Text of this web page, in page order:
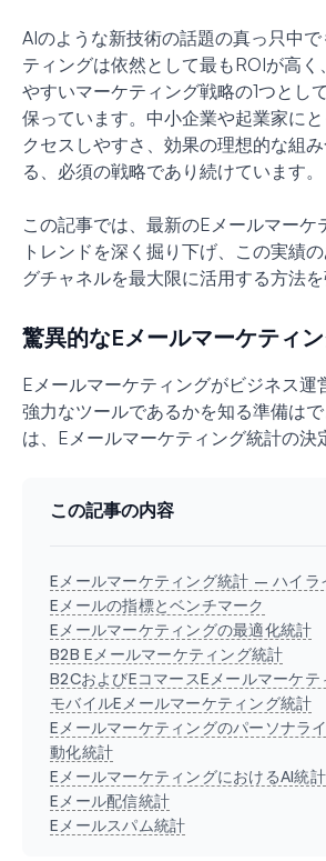
AIのような新技術の話題の真っ只中
ティングは依然として最もROIが高く
やすいマーケティング戦略の1つとし
保っています。中小企業や起業家に
クセスしやすさ、効果の理想的な組
る、必須の戦略であり続けています。
この記事では、最新のEメールマーケ
トレンドを深く掘り下げ、この実績
グチャネルを最大限に活用する方法を
驚異的なEメールマーケティ
Eメールマーケティングがビジネス運
強力なツールであるかを知る準備は
は、Eメールマーケティング統計の決
この記事の内容
Eメールマーケティング統計 – ハイラ
Eメールの指標とベンチマーク
Eメールマーケティングの最適化統計
B2B Eメールマーケティング統計
B2CおよびEコマースEメールマーケテ
モバイルEメールマーケティング統計
Eメールマーケティングのパーソナラ
動化統計
EメールマーケティングにおけるAI統計
Eメール配信統計
Eメールスパム統計